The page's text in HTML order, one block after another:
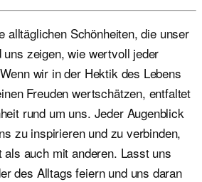
alltäglichen Schönheiten, die unser
uns zeigen, wie wertvoll jeder
wir in der Hektik des Lebens
Freuden wertschätzen, entfaltet
rund um uns. Jeder Augenblick
zu inspirieren und zu verbinden,
auch mit anderen. Lasst uns
des Alltags feiern und uns daran